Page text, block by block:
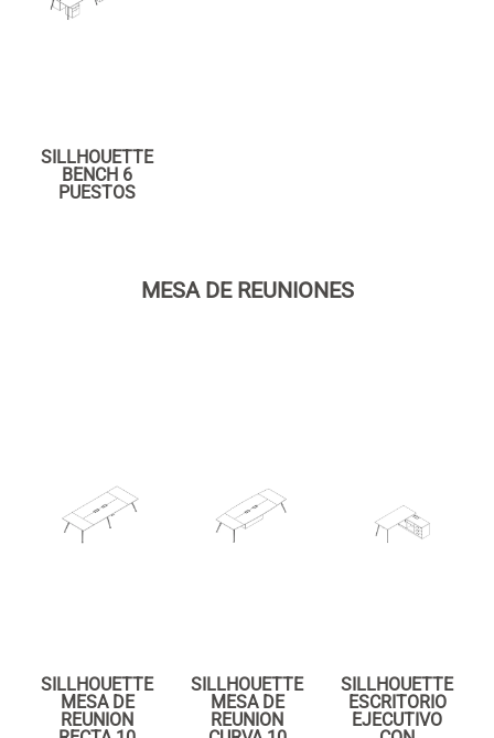
SILLHOUETTE
BENCH 6
PUESTOS
MESA DE REUNIONES
SILLHOUETTE
MESA DE
REUNION
SILLHOUETTE
MESA DE
REUNION
SILLHOUETTE
ESCRITORIO
EJECUTIVO